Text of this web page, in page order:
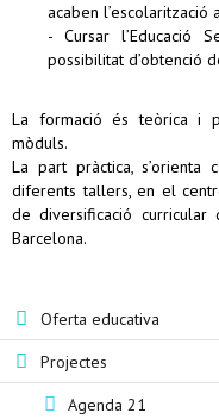
acaben l’escolarització
- Cursar l’Educació
possibilitat d’obtenció
La formació és teòrica i
mòduls.
La part pràctica,
diferents tallers, en el
de diversificació curricular
Barcelona.
Oferta educativa
Projectes
Agenda 21